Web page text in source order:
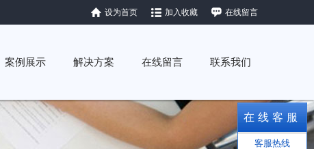
设为首页 加入收藏 在线留言
案例展示 解决方案 在线留言 联系我们
在线客服
客服热线